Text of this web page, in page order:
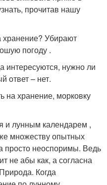
прочитав нашу
хранение? Убирают
погоду .
нужно ли
ответ – нет.
на хранение, морковку
и лунным календарем ,
множеству опытных
просто неоспоримы. Ведь
не абы как, а согласна
Когда